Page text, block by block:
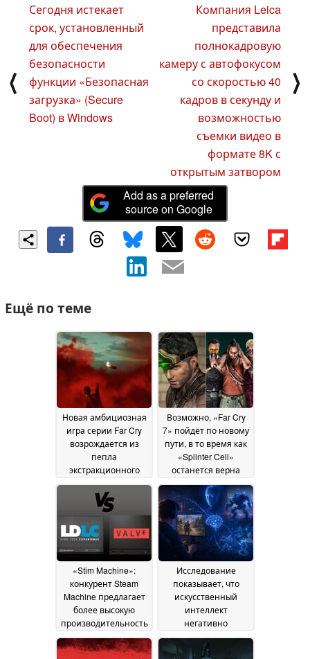
⟨
Сегодня истекает
срок, установленный
для обеспечения
безопасности
функции «Безопасная
загрузка» (Secure
Boot) в Windows
Компания Leica
представила
полнокадровую
камеру с автофокусом
со скоростью 40
кадров в секунду и
возможностью
съемки видео в
формате 8K с
открытым затвором
⟩
Add as a preferred
source on Google
Ещё по теме
Новая амбициозная
игра серии Far Cry
возрождается из
пепла
экстракционного
шутера Far Cry28 July
2026
Возможно, «Far Cry
7» пойдёт по новому
пути, в то время как
«Splinter Cell»
останется верна
своим принципам08
July 2026
«Stim Machine»:
конкурент Steam
Machine предлагает
более высокую
производительность
по той же цене26 June
2026
Исследование
показывает, что
искусственный
интеллект
негативно
сказывается на
продажах видеоигр